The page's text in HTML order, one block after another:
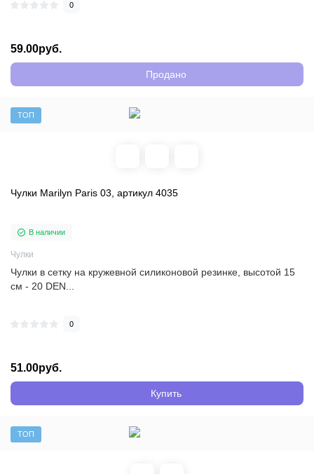
0
59.00руб.
Продано
ТОП
Чулки Marilyn Paris 03, артикул 4035
В наличии
Чулки
Чулки в сетку на кружевной силиконовой резинке, высотой 15
см - 20 DEN...
0
51.00руб.
Купить
ТОП